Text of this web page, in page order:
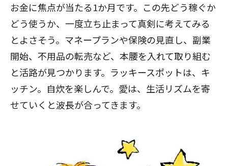
お金に焦点が当たる1か月です。この先どう稼ぐか
どう使うか、一度立ち止まって真剣に考えてみる
とよさそう。マネープランや保険の見直し、副業
開始、不用品の転売など、本腰を入れて取り組む
と活路が見つかります。ラッキースポットは、キ
ッチン。自炊を楽しんで。愛は、生活リズムを寄
せていくと波長が合ってきます。